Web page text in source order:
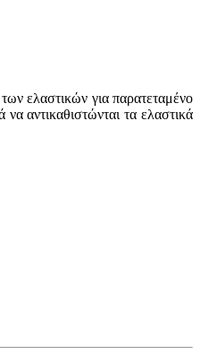
ελαστικών για παρατεταμένο
αντικαθιστώνται τα ελαστικά